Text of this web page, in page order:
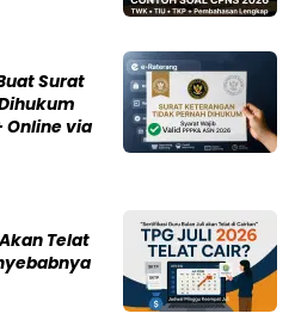
Surat
Online via
Telat